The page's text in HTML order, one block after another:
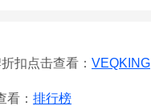
扣点击查看： VEQKING
看： 排行榜